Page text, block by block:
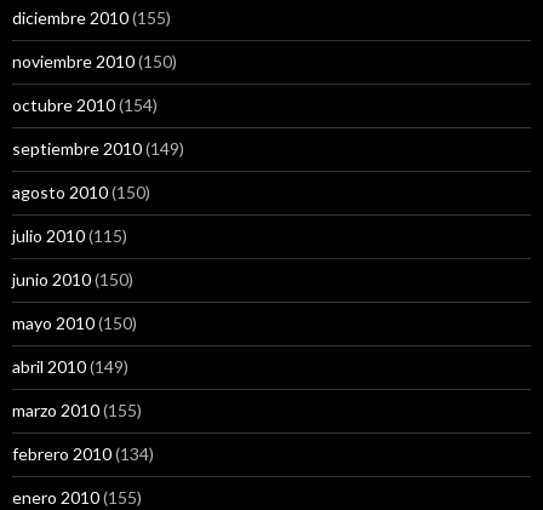
diciembre 2010(155)
noviembre 2010(150)
octubre 2010(154)
septiembre 2010(149)
agosto 2010(150)
julio 2010(115)
junio 2010(150)
mayo 2010(150)
abril 2010(149)
marzo 2010(155)
febrero 2010(134)
enero 2010(155)